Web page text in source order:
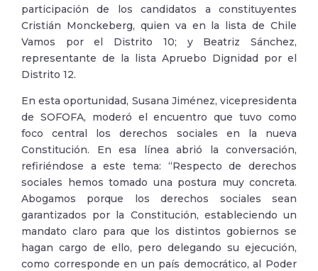
participación de los candidatos a constituyentes
Cristián Monckeberg, quien va en la lista de Chile
Vamos por el Distrito 10; y Beatriz Sánchez,
representante de la lista Apruebo Dignidad por el
Distrito 12.
En esta oportunidad, Susana Jiménez, vicepresidenta
de SOFOFA, moderó el encuentro que tuvo como
foco central los derechos sociales en la nueva
Constitución. En esa línea abrió la conversación,
refiriéndose a este tema: “Respecto de derechos
sociales hemos tomado una postura muy concreta.
Abogamos porque los derechos sociales sean
garantizados por la Constitución, estableciendo un
mandato claro para que los distintos gobiernos se
hagan cargo de ello, pero delegando su ejecución,
como corresponde en un país democrático, al Poder